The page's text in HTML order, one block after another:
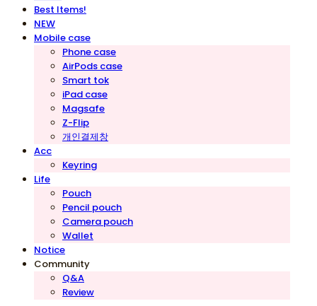
Best Items!
NEW
Mobile case
Phone case
AirPods case
Smart tok
iPad case
Magsafe
Z-Flip
개인결제창
Acc
Keyring
Life
Pouch
Pencil pouch
Camera pouch
Wallet
Notice
Community
Q&A
Review